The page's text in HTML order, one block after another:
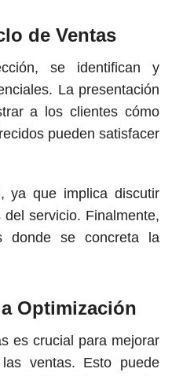
de Ventas
se identifican y
La presentación
a los clientes cómo
pueden satisfacer
ya que implica discutir
servicio. Finalmente,
se concreta la
Optimización
es crucial para mejorar
ventas. Esto puede